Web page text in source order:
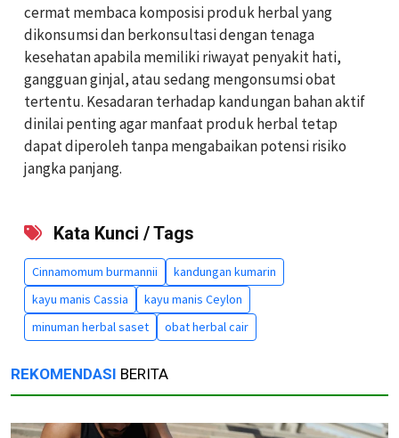
cermat membaca komposisi produk herbal yang
dikonsumsi dan berkonsultasi dengan tenaga
kesehatan apabila memiliki riwayat penyakit hati,
gangguan ginjal, atau sedang mengonsumsi obat
tertentu. Kesadaran terhadap kandungan bahan aktif
dinilai penting agar manfaat produk herbal tetap
dapat diperoleh tanpa mengabaikan potensi risiko
jangka panjang.
Kata Kunci / Tags
Cinnamomum burmannii
kandungan kumarin
kayu manis Cassia
kayu manis Ceylon
minuman herbal saset
obat herbal cair
REKOMENDASI BERITA